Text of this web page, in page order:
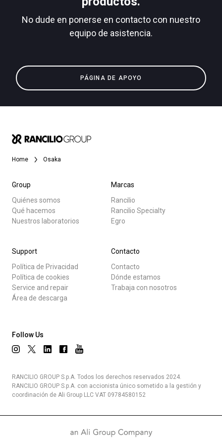
No dude en ponerse en contacto con nuestro
equipo de asistencia.
PÁGINA DE APOYO
Home Osaka
Group
Quiénes somos
Qué hacemos
Nuestros laboratorios
Marcas
Rancilio
Rancilio Specialty
Egro
Support
Política de Privacidad
Política de cookies
Service and repair
Área de descarga
Contacto
Contacto
Dónde estamos
Trabaja con nosotros
Follow Us
RANCILIO GROUP S.p.A. Todos los derechos reservados 2024.
RANCILIO GROUP S.p.A. con accionista único sometido a la gestión y
coordinación de Ali Group LLC VAT 09784580152
Productos
Descargar